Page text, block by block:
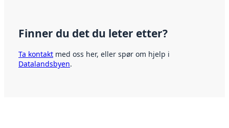
Finner du det du leter etter?
Ta kontakt med oss her, eller spør om hjelp i
Datalandsbyen.